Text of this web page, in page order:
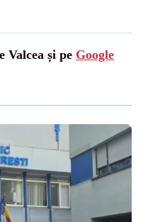
Valcea și pe Google